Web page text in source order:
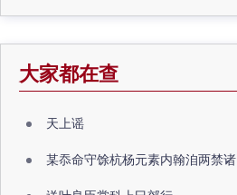
大家都在查
天上谣
某忝命守馀杭杨元素内翰洎两禁诸公出祖佛寺